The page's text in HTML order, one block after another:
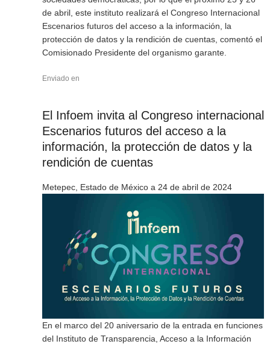
de abril, este instituto realizará el Congreso Internacional
Escenarios futuros del acceso a la información, la
protección de datos y la rendición de cuentas, comentó el
Comisionado Presidente del organismo garante.
Enviado en
El Infoem invita al Congreso internacional
Escenarios futuros del acceso a la
información, la protección de datos y la
rendición de cuentas
Metepec, Estado de México a 24 de abril de 2024
En el marco del 20 aniversario de la entrada en funciones
del Instituto de Transparencia, Acceso a la Información